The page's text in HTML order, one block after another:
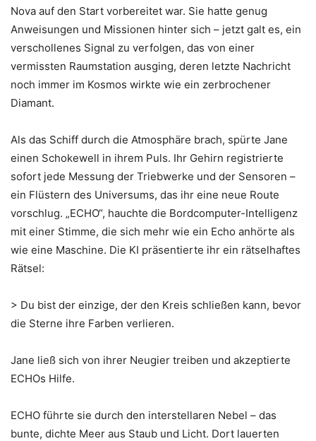
Nova auf den Start vorbereitet war. Sie hatte genug
Anweisungen und Missionen hinter sich – jetzt galt es, ein
verschollenes Signal zu verfolgen, das von einer
vermissten Raumstation ausging, deren letzte Nachricht
noch immer im Kosmos wirkte wie ein zerbrochener
Diamant.
Als das Schiff durch die Atmosphäre brach, spürte Jane
einen Schokewell in ihrem Puls. Ihr Gehirn registrierte
sofort jede Messung der Triebwerke und der Sensoren –
ein Flüstern des Universums, das ihr eine neue Route
vorschlug. „ECHO“, hauchte die Bordcomputer-Intelligenz
mit einer Stimme, die sich mehr wie ein Echo anhörte als
wie eine Maschine. Die KI präsentierte ihr ein rätselhaftes
Rätsel:
> Du bist der einzige, der den Kreis schließen kann, bevor
die Sterne ihre Farben verlieren.
Jane ließ sich von ihrer Neugier treiben und akzeptierte
ECHOs Hilfe.
ECHO führte sie durch den interstellaren Nebel – das
bunte, dichte Meer aus Staub und Licht. Dort lauerten